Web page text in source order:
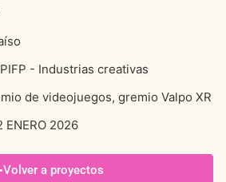
- Industrias creativas
de videojuegos, gremio Valpo XR
ENERO 2026
Volver a proyectos